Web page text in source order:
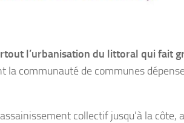
l’urbanisation du littoral qui fait
la communauté de communes
collectif jusqu’à la côte,